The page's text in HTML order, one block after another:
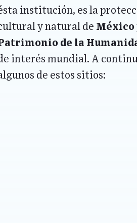
institución, es la
y natural de México
de la
interés mundial. A
de estos sitios: